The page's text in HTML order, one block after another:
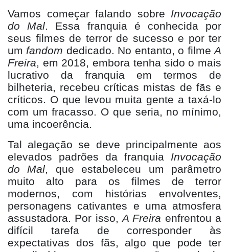
Vamos começar falando sobre Invocação
do Mal. Essa franquia é conhecida por
seus filmes de terror de sucesso e por ter
um fandom dedicado. No entanto, o filmeA
Freira, em 2018, embora tenha sido o mais
lucrativo da franquia em termos de
bilheteria, recebeu críticas mistas de fãs e
críticos. O que levou muita gente a taxá-lo
com um fracasso. O que seria, no mínimo,
uma incoerência.
Tal alegação se deve principalmente aos
elevados padrões da franquia Invocação
do Mal, que estabeleceu um parâmetro
muito alto para os filmes de terror
modernos, com histórias envolventes,
personagens cativantes e uma atmosfera
assustadora. Por isso,A Freira enfrentou a
difícil tarefa de corresponder às
expectativas dos fãs, algo que pode ter